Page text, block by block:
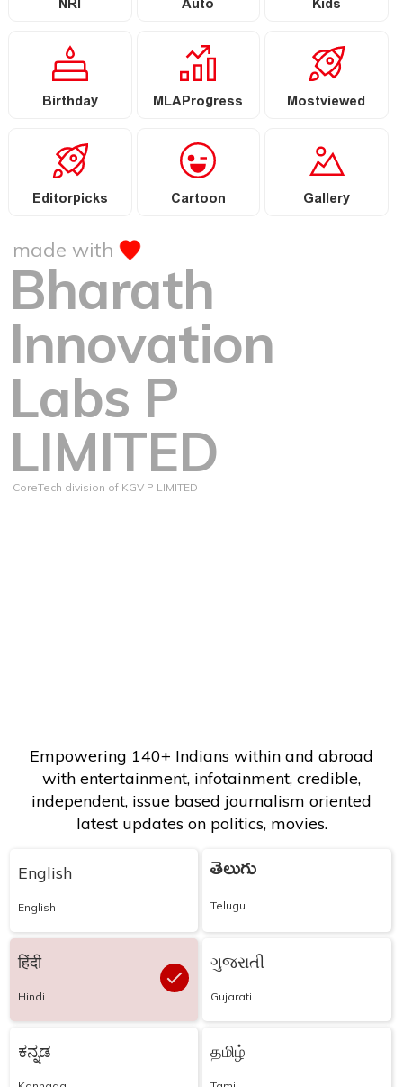
NRI Auto Kids
Birthday MLAProgress Mostviewed
Editorpicks Cartoon Gallery
made with
Bharath
Innovation
Labs P
LIMITED
CoreTech division of KGV P LIMITED
Empowering 140+ Indians within and abroad
with entertainment, infotainment, credible,
independent, issue based journalism oriented
latest updates on politics, movies.
English
English
తెలుగు
Telugu
हिंदी
Hindi
ગુજરાતી
Gujarati
ಕನ್ನಡ தமிழ்